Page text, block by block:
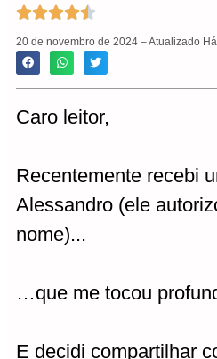

20 de novembro de 2024 – Atualizado
Caro leitor,
Recentemente recebi
Alessandro (ele
nome)...
…que me tocou
E decidi compartilhar